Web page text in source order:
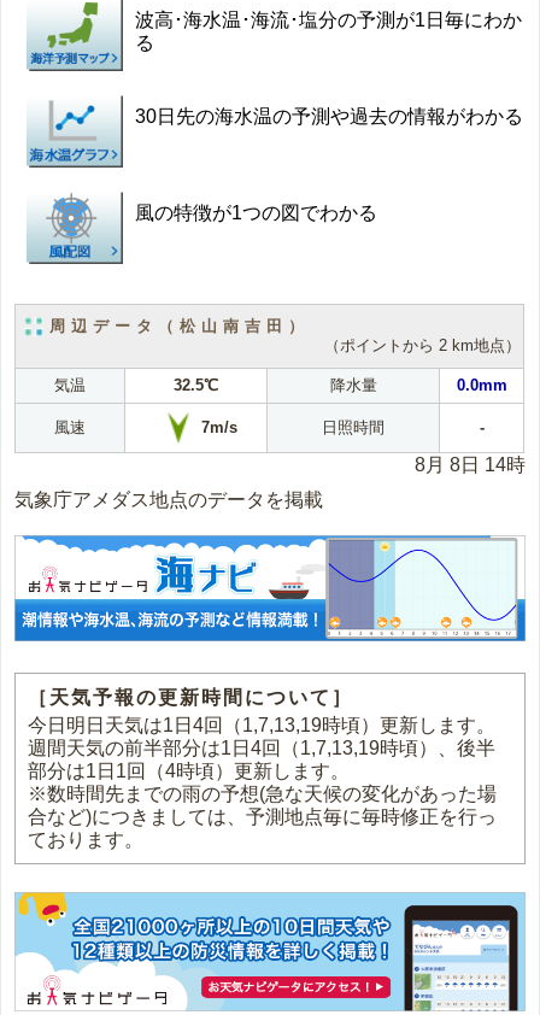
波高･海水温･海流･塩分の予測が1日毎にわか
る
30日先の海水温の予測や過去の情報がわかる
風の特徴が1つの図でわかる
周辺データ（松山南吉田）
（ポイントから 2 km地点）
気温 32.5℃ 降水量 0.0mm
風速 7m/s 日照時間 -
8月 8日 14時
気象庁アメダス地点のデータを掲載
［天気予報の更新時間について］
今日明日天気は1日4回（1,7,13,19時頃）更新します。
週間天気の前半部分は1日4回（1,7,13,19時頃）、後半
部分は1日1回（4時頃）更新します。
※数時間先までの雨の予想(急な天候の変化があった場
合など)につきましては、予測地点毎に毎時修正を行っ
ております。